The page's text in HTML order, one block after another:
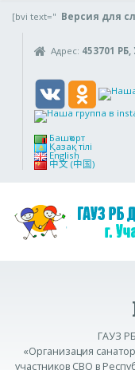
[bvi text=" Версия для
Адрес: 453701
Башҡорт
Қазақ тілі
English
中文 (中国)
ГАУЗ
«Организация
участников СВО в